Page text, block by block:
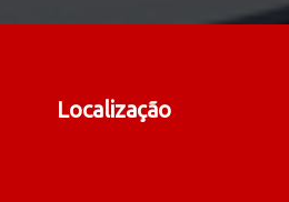
Localização